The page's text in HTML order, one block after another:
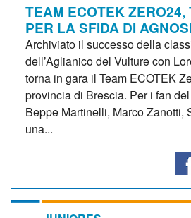
TEAM ECOTEK ZERO24,
PER LA SFIDA DI
Archiviato il successo della
dell’Aglianico del Vulture con
torna in gara il Team ECOTEK
provincia di Brescia. Per i fan
Beppe Martinelli, Marco Zanotti,
una...